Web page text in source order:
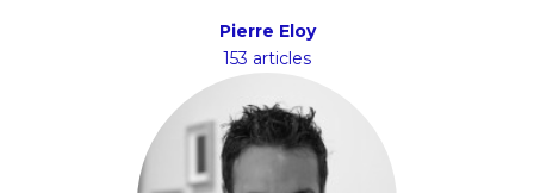
Pierre Eloy
153 articles